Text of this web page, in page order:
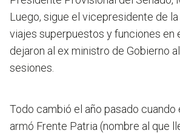
Luego, sigue el vicepresidente de la
viajes superpuestos y funciones en
dejaron al ex ministro de Gobierno
sesiones.
Todo cambió el año pasado cuando
armó Frente Patria (nombre al que